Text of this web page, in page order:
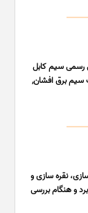
رسمی سیم کابل
سیم برق افشان,
نقره سازی و
و هنگام بررسی